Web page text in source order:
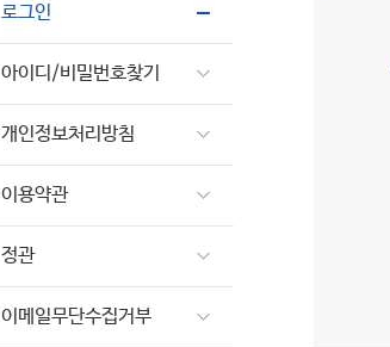
로그인
아이디/비밀번호찾기
개인정보처리방침
이용약관
정관
이메일무단수집거부